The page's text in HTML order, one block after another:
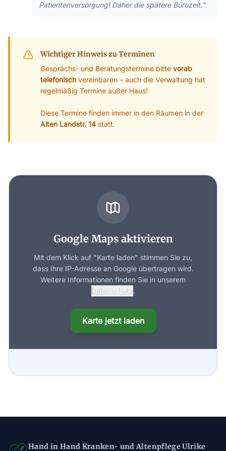
Patientenversorgung! Daher die spätere Bürozeit."
Wichtiger Hinweis zu Terminen
Gesprächs- und Beratungstermine bitte vorab
telefonisch vereinbaren – auch die Verwaltung hat
regelmäßig Termine außer Haus!
Diese Termine finden immer in den Räumen in der
Alten Landstr. 14 statt.
Google Maps aktivieren
Mit dem Klick auf "Karte laden" stimmen Sie zu,
dass Ihre IP-Adresse an Google übertragen wird.
Weitere Informationen finden Sie in unserem
Datenschutz.
Karte jetzt laden
Hand in Hand Kranken- und Altenpflege Ulrike